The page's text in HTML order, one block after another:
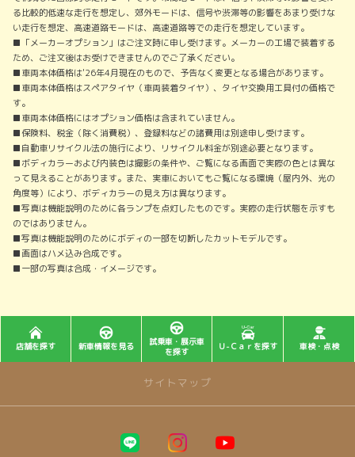
る比較的低速な走行を想定し、郊外モードは、信号や渋滞等の影響をあまり受けな
い走行を想定、高速道路モードは、高速道路等での走行を想定しています。
■「メーカーオプション」はご注文時に申し受けます。メーカーの工場で装着する
ため、ご注文後はお受けできませんのでご了承ください。
■車両本体価格は'26年4月現在のもので、予告なく変更となる場合があります。
■車両本体価格はスペアタイヤ（車両装着タイヤ）、タイヤ交換用工具付の価格で
す。
■車両本体価格にはオプション価格は含まれていません。
■保険料、税金（除く消費税）、登録料などの諸費用は別途申し受けます。
■自動車リサイクル法の施行により、リサイクル料金が別途必要となります。
■ボディカラーおよび内装色は撮影の条件や、ご覧になる画面で実際の色とは異な
って見えることがあります。また、実車においてもご覧になる環境（屋内外、光の
角度等）により、ボディカラーの見え方は異なります。
■写真は機能説明のために各ランプを点灯したものです。実際の走行状態を示すも
のではありません。
■写真は機能説明のためにボディの一部を切断したカットモデルです。
■画面はハメ込み合成です。
■一部の写真は合成・イメージです。
店舗を探す 新車情報を見る
試乗車・展示車
を探す
Ｕ-Ｃａｒを探す 車検・点検
サイトマップ